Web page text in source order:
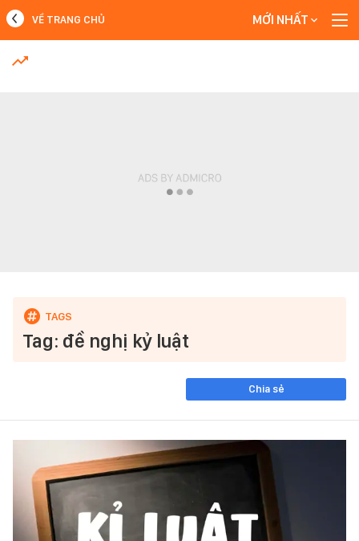
MỚI NHẤT
VỀ TRANG CHỦ MỚI NHẤT
Tag: đề nghị kỷ luật
Chia sẻ